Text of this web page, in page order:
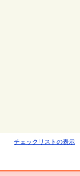
チェックリストの表示